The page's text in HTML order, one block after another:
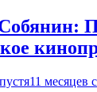
11 месяцев